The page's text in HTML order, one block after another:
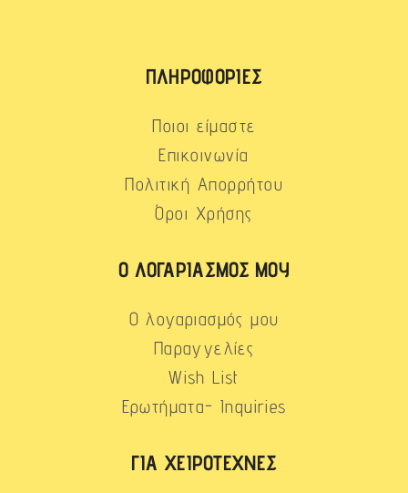
ΠΛΗΡΟΦΟΡΊΕΣ
Ποιοι είμαστε
Επικοινωνία
Πολιτική Απορρήτου
Όροι Χρήσης
Ο ΛΟΓΑΡΙΑΣΜΌΣ ΜΟΥ
Ο λογαριασμός μου
Παραγγελίες
Wish List
Ερωτήματα- Inquiries
ΓΙΑ ΧΕΙΡΟΤΈΧΝΕΣ